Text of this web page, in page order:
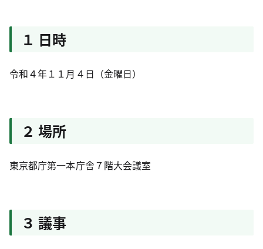
１ 日時
令和４年１１月４日（金曜日）
２ 場所
東京都庁第一本庁舎７階大会議室
３ 議事